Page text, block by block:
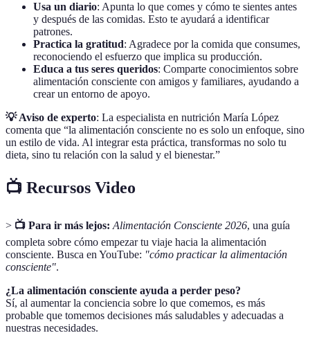
Usa un diario: Apunta lo que comes y cómo te sientes antes
y después de las comidas. Esto te ayudará a identificar
patrones.
Practica la gratitud: Agradece por la comida que consumes,
reconociendo el esfuerzo que implica su producción.
Educa a tus seres queridos: Comparte conocimientos sobre
alimentación consciente con amigos y familiares, ayudando a
crear un entorno de apoyo.
💡 Aviso de experto: La especialista en nutrición María López
comenta que “la alimentación consciente no es solo un enfoque, sino
un estilo de vida. Al integrar esta práctica, transformas no solo tu
dieta, sino tu relación con la salud y el bienestar.”
📺 Recursos Video
> 📺 Para ir más lejos: Alimentación Consciente 2026, una guía
completa sobre cómo empezar tu viaje hacia la alimentación
consciente. Busca en YouTube: "cómo practicar la alimentación
consciente".
¿La alimentación consciente ayuda a perder peso?
Sí, al aumentar la conciencia sobre lo que comemos, es más
probable que tomemos decisiones más saludables y adecuadas a
nuestras necesidades.